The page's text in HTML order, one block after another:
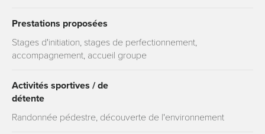
Prestations proposées
Stages d'initiation, stages de perfectionnement,
accompagnement, accueil groupe
Activités sportives / de
détente
Randonnée pédestre, découverte de l'environnement